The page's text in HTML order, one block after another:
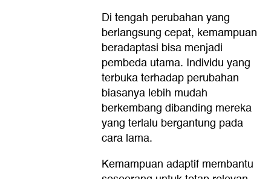
Di tengah perubahan yang
berlangsung cepat, kemampuan
beradaptasi bisa menjadi
pembeda utama. Individu yang
terbuka terhadap perubahan
biasanya lebih mudah
berkembang dibanding mereka
yang terlalu bergantung pada
cara lama.
Kemampuan adaptif membantu